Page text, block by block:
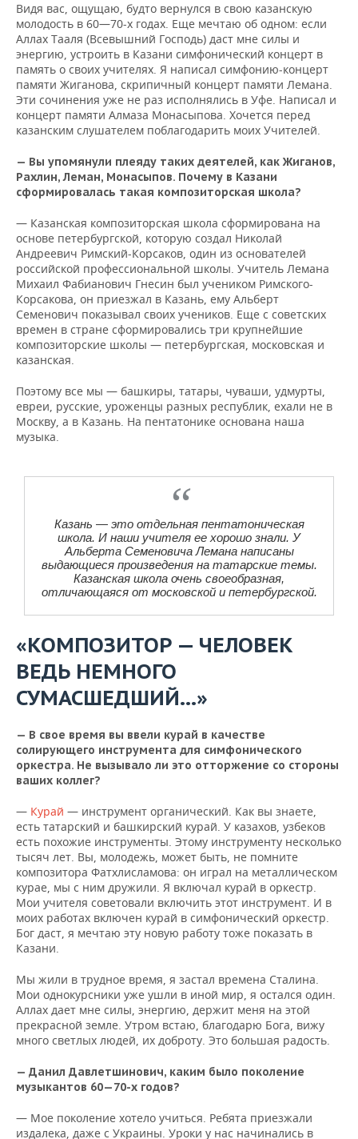
Видя вас, ощущаю, будто вернулся в свою казанскую
молодость в 60—70-х годах. Еще мечтаю об одном: если
Аллах Тааля (Всевышний Господь) даст мне силы и
энергию, устроить в Казани симфонический концерт в
память о своих учителях. Я написал симфонию-концерт
памяти Жиганова, скрипичный концерт памяти Лемана.
Эти сочинения уже не раз исполнялись в Уфе. Написал и
концерт памяти Алмаза Монасыпова. Хочется перед
казанским слушателем поблагодарить моих Учителей.
— Вы упомянули плеяду таких деятелей, как Жиганов,
Рахлин, Леман, Монасыпов. Почему в Казани
сформировалась такая композиторская школа?
— Казанская композиторская школа сформирована на
основе петербургской, которую создал Николай
Андреевич Римский-Корсаков, один из основателей
российской профессиональной школы. Учитель Лемана
Михаил Фабианович Гнесин был учеником Римского-
Корсакова, он приезжал в Казань, ему Альберт
Семенович показывал своих учеников. Еще с советских
времен в стране сформировались три крупнейшие
композиторские школы — петербургская, московская и
казанская.
Поэтому все мы — башкиры, татары, чуваши, удмурты,
евреи, русские, уроженцы разных республик, ехали не в
Москву, а в Казань. На пентатонике основана наша
музыка.
Казань — это отдельная пентатоническая
школа. И наши учителя ее хорошо знали. У
Альберта Семеновича Лемана написаны
выдающиеся произведения на татарские темы.
Казанская школа очень своеобразная,
отличающаяся от московской и петербургской.
«КОМПОЗИТОР — ЧЕЛОВЕК
ВЕДЬ НЕМНОГО
СУМАСШЕДШИЙ…»
— В свое время вы ввели курай в качестве
солирующего инструмента для симфонического
оркестра. Не вызывало ли это отторжение со стороны
ваших коллег?
— Курай — инструмент органический. Как вы знаете,
есть татарский и башкирский курай. У казахов, узбеков
есть похожие инструменты. Этому инструменту несколько
тысяч лет. Вы, молодежь, может быть, не помните
композитора Фатхлисламова: он играл на металлическом
курае, мы с ним дружили. Я включал курай в оркестр.
Мои учителя советовали включить этот инструмент. И в
моих работах включен курай в симфонический оркестр.
Бог даст, я мечтаю эту новую работу тоже показать в
Казани.
Мы жили в трудное время, я застал времена Сталина.
Мои однокурсники уже ушли в иной мир, я остался один.
Аллах дает мне силы, энергию, держит меня на этой
прекрасной земле. Утром встаю, благодарю Бога, вижу
много светлых людей, их доброту. Это большая радость.
— Данил Давлетшинович, каким было поколение
музыкантов 60—70-х годов?
— Мое поколение хотело учиться. Ребята приезжали
издалека, даже с Украины. Уроки у нас начинались в